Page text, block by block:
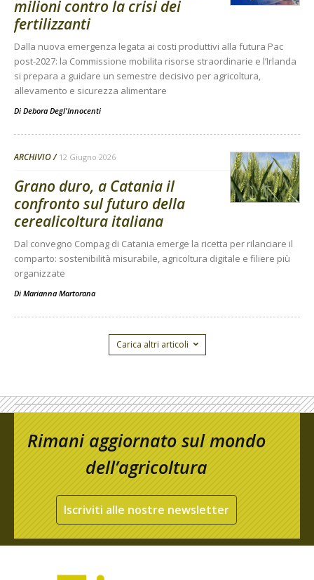
milioni contro la crisi dei
fertilizzanti
Dalla nuova emergenza legata ai costi produttivi alla futura Pac
post-2027: la Commissione mobilita risorse straordinarie e l’Irlanda
si prepara a guidare un semestre decisivo per agricoltura,
allevamento e sicurezza alimentare
Di Debora Degl'Innocenti
ARCHIVIO 12 Giugno 2026
Grano duro, a Catania il
confronto sul futuro della
cerealicoltura italiana
Dal convegno Compag di Catania emerge la ricetta per rilanciare il
comparto: sostenibilità misurabile, agricoltura digitale e filiere più
organizzate
Di Marianna Martorana
Carica altri articoli
Rimani aggiornato sul mondo
dell’agricoltura
Iscriviti alle nostre newsletter